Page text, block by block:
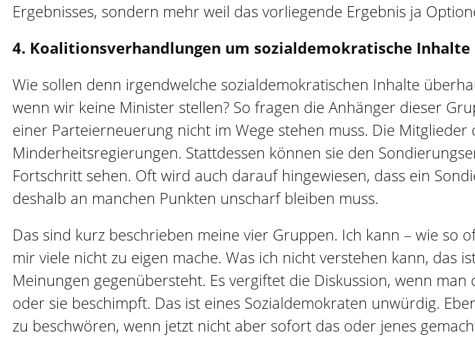
Ergebnisses, sondern mehr weil das vorliegende Ergebnis ja
4. Koalitionsverhandlungen um sozialdemokratische Inhalte
Wie sollen denn irgendwelche sozialdemokratischen Inhalte
wenn wir keine Minister stellen? So fragen die Anhänger dieser
einer Parteierneuerung nicht im Wege stehen muss. Die
Minderheitsregierungen. Stattdessen können sie den
Fortschritt sehen. Oft wird auch darauf hingewiesen, dass ein
deshalb an manchen Punkten unscharf bleiben muss.
Das sind kurz beschrieben meine vier Gruppen. Ich kann – wie so
mir viele nicht zu eigen mache. Was ich nicht verstehen kann, das
Meinungen gegenübersteht. Es vergiftet die Diskussion, wenn
oder sie beschimpft. Das ist eines Sozialdemokraten unwürdig.
zu beschwören, wenn jetzt nicht aber sofort das oder jenes